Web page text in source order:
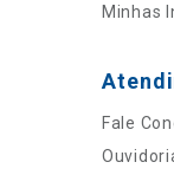
Minhas
Fale